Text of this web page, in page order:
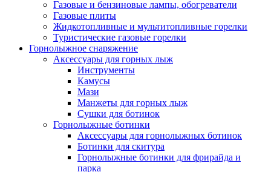
Газовые и бензиновые лампы, обогреватели
Газовые плиты
Жидкотопливные и мультитопливные горелки
Туристические газовые горелки
Горнолыжное снаряжение
Аксессуары для горных лыж
Инструменты
Камусы
Мази
Манжеты для горных лыж
Сушки для ботинок
Горнолыжные ботинки
Аксессуары для горнолыжных ботинок
Ботинки для скитура
Горнолыжные ботинки для фрирайда и
парка